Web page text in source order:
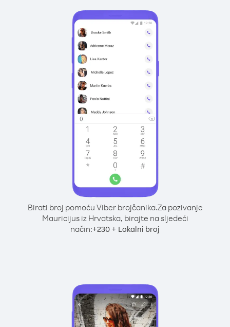
Birati broj pomoću Viber brojčanika.Za pozivanje
Mauricijus iz Hrvatska, birajte na sljedeći
način:+230 + Lokalni broj